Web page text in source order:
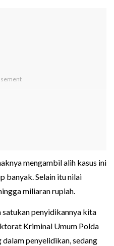
mengambil alih kasus ini
banyak. Selain itu nilai
miliaran rupiah.
penyidikannya kita
Kriminal Umum Polda
penyelidikan, sedang